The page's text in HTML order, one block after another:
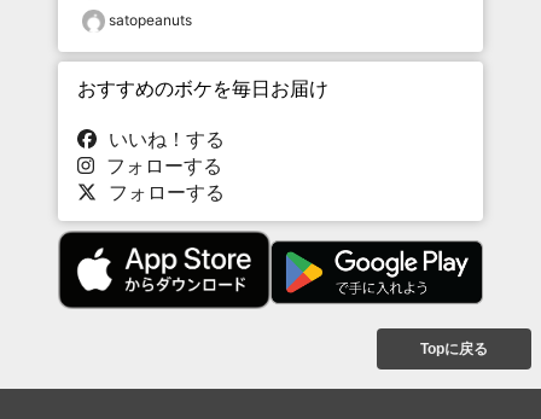
satopeanuts
おすすめのボケを毎日お届け
いいね！する
フォローする
フォローする
Topに戻る